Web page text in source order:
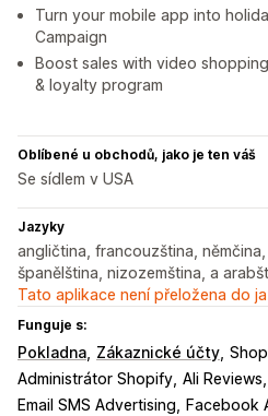
Turn your mobile app into
Campaign
Boost sales with video
& loyalty program
Oblíbené u obchodů, jako je ten váš
Se sídlem v USA
Jazyky
angličtina, francouzština,
španělština, nizozemština, a
Tato aplikace není přeložena do
Funguje s:
Pokladna Zákaznické účty
Administrátor Shopify Ali
Email SMS Advertising
Facebook